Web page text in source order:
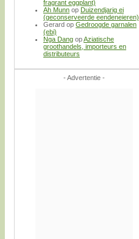
fragrant eggplant)
Ah Munn op Duizendjarig ei
(geconserveerde eendeneieren)
Gerard op Gedroogde garnalen
(ebi)
Nga Dang opAziatische
groothandels, importeurs en
distributeurs
- Advertentie -